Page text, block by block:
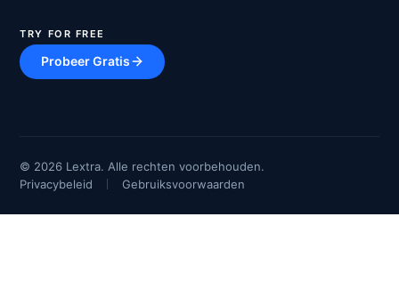
TRY FOR FREE
Probeer Gratis
© 2026 Lextra. Alle rechten voorbehouden.
Privacybeleid
Gebruiksvoorwaarden